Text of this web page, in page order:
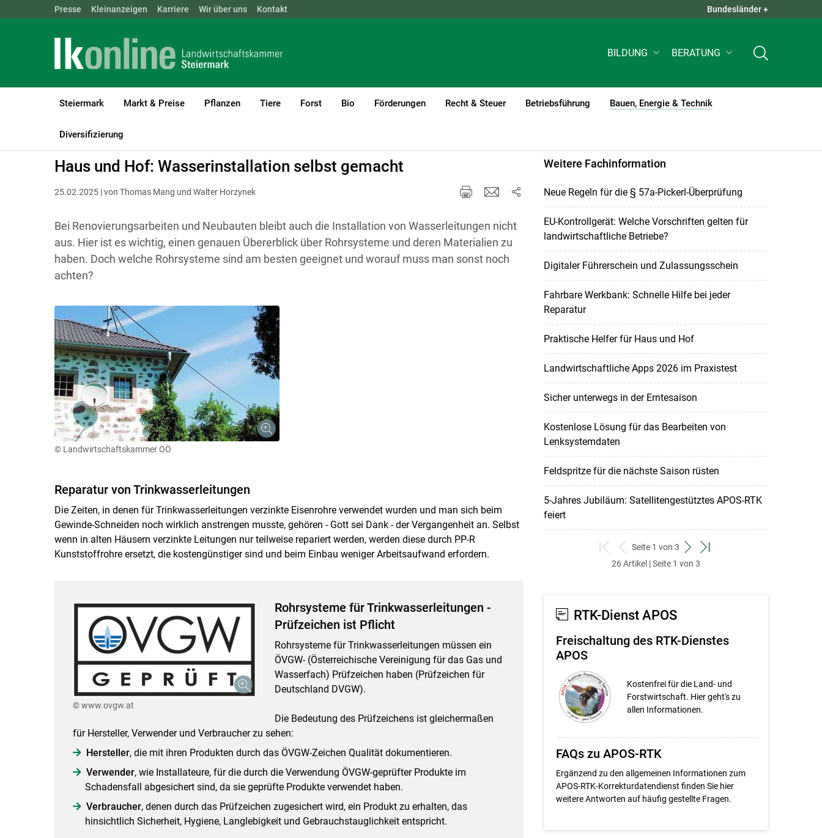
Skip to main content
Landwirtschaftskammern: ÖSTERREICH BGLD KTN NÖ QUICK LINKS +
Presse Kleinanzeigen Karriere Wir über uns Kontakt Bundesländer +
BILDUNG BERATUNG
Steiermark Markt & Preise Pflanzen Tiere Forst Bio Förderungen Recht & Steuer Betriebsführung Bauen, Energie & Technik
(current)1
Diversifizierung
LK Steiermark Bauen, Energie & Technik
Haus und Hof: Wasserinstallation selbst gemacht
25.02.2025 | von Thomas Mang und Walter Horzynek
Bei Renovierungsarbeiten und Neubauten bleibt auch die Installation von Wasserleitungen nicht
aus. Hier ist es wichtig, einen genauen Übererblick über Rohrsysteme und deren Materialien zu
haben. Doch welche Rohrsysteme sind am besten geeignet und worauf muss man sonst noch
achten?
© Landwirtschaftskammer OÖ
Reparatur von Trinkwasserleitungen
Die Zeiten, in denen für Trinkwasserleitungen verzinkte Eisenrohre verwendet wurden und man sich beim
Gewinde-Schneiden noch wirklich anstrengen musste, gehören - Gott sei Dank - der Vergangenheit an. Selbst
wenn in alten Häusern verzinkte Leitungen nur teilweise repariert werden, werden diese durch PP-R
Kunststoffrohre ersetzt, die kostengünstiger sind und beim Einbau weniger Arbeitsaufwand erfordern.
© www.ovgw.at
Rohrsysteme für Trinkwasserleitungen -
Prüfzeichen ist Pflicht
Rohrsysteme für Trinkwasserleitungen müssen ein
ÖVGW- (Österreichische Vereinigung für das Gas und
Wasserfach) Prüfzeichen haben (Prüfzeichen für
Deutschland DVGW).
Die Bedeutung des Prüfzeichens ist gleichermaßen
für Hersteller, Verwender und Verbraucher zu sehen:
Hersteller, die mit ihren Produkten durch das ÖVGW-Zeichen Qualität dokumentieren.
Verwender, wie Installateure, für die durch die Verwendung ÖVGW-geprüfter Produkte im
Schadensfall abgesichert sind, da sie geprüfte Produkte verwendet haben.
Verbraucher, denen durch das Prüfzeichen zugesichert wird, ein Produkt zu erhalten, das
hinsichtlich Sicherheit, Hygiene, Langlebigkeit und Gebrauchstauglichkeit entspricht.
Weitere Fachinformation
Neue Regeln für die § 57a-Pickerl-Überprüfung
EU-Kontrollgerät: Welche Vorschriften gelten für
landwirtschaftliche Betriebe?
Digitaler Führerschein und Zulassungsschein
Fahrbare Werkbank: Schnelle Hilfe bei jeder
Reparatur
Praktische Helfer für Haus und Hof
Landwirtschaftliche Apps 2026 im Praxistest
Sicher unterwegs in der Erntesaison
Kostenlose Lösung für das Bearbeiten von
Lenksystemdaten
Feldspritze für die nächste Saison rüsten
5-Jahres Jubiläum: Satellitengestütztes APOS-RTK
feiert
zum
ersten
zurück
zum
Seite 1 von 3
weiter
zum
zum
26 Artikel | Seite 1 von 3
RTK-Dienst APOS
Freischaltung des RTK-Dienstes
APOS
Kostenfrei für die Land- und
Forstwirtschaft. Hier geht's zu
allen Informationen.
FAQs zu APOS-RTK
Ergänzend zu den allgemeinen Informationen zum
APOS-RTK-Korrekturdatendienst finden Sie hier
weitere Antworten auf häufig gestellte Fragen.